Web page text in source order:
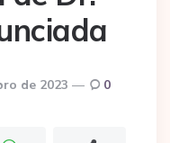
de 2023 0